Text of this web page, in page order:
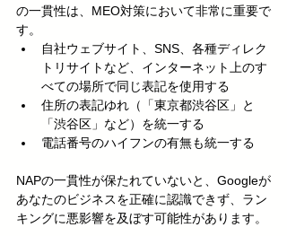
の一貫性は、MEO対策において非常に重要で
す。
自社ウェブサイト、SNS、各種ディレク
トリサイトなど、インターネット上のす
べての場所で同じ表記を使用する
住所の表記ゆれ（「東京都渋谷区」と
「渋谷区」など）を統一する
電話番号のハイフンの有無も統一する
NAPの一貫性が保たれていないと、Googleが
あなたのビジネスを正確に認識できず、ラン
キングに悪影響を及ぼす可能性があります。